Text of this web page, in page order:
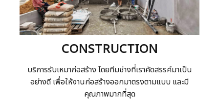
CONSTRUCTION
บริการรับเหมาก่อสร้าง โดยทีมช่างที่เราคัดสรรค์มาเป็น
อย่างดี เพื่อให้งานก่อสร้างออกมาตรงตามแบบ และมี
คุณภาพมากที่สุด